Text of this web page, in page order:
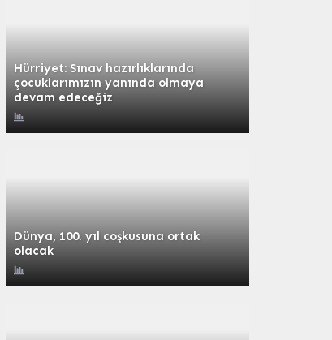
Hürriyet: Sınav hazırlıklarında
çocuklarımızın yanında olmaya
devam edeceğiz
Dünya, 100. yıl coşkusuna ortak
olacak